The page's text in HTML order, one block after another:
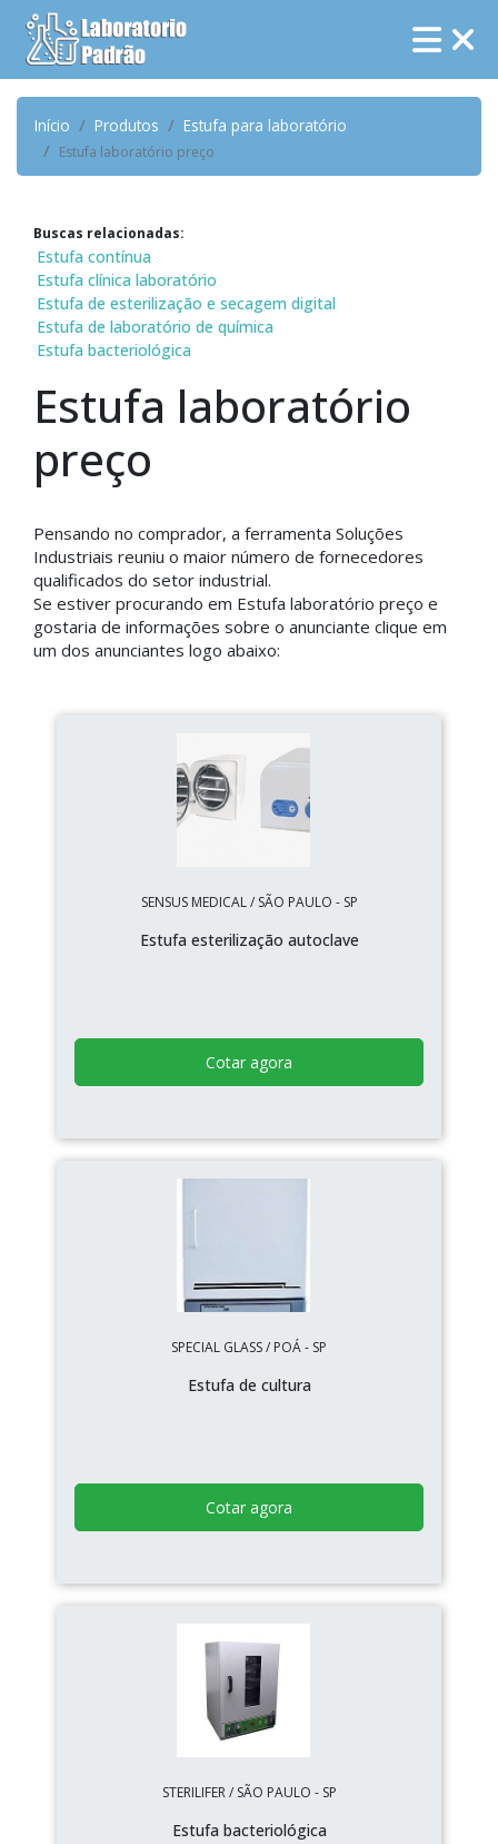
Início Produtos Estufa para laboratório
Estufa laboratório preço
Buscas relacionadas:
Estufa contínua
Estufa clínica laboratório
Estufa de esterilização e secagem digital
Estufa de laboratório de química
Estufa bacteriológica
Estufa laboratório
preço
Pensando no comprador, a ferramenta Soluções
Industriais reuniu o maior número de fornecedores
qualificados do setor industrial.
Se estiver procurando em Estufa laboratório preço e
gostaria de informações sobre o anunciante clique em
um dos anunciantes logo abaixo:
SENSUS MEDICAL / SÃO PAULO - SP
Estufa esterilização autoclave
Cotar agora
SPECIAL GLASS / POÁ - SP
Estufa de cultura
Cotar agora
STERILIFER / SÃO PAULO - SP
Estufa bacteriológica